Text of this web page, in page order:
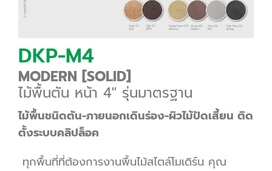
DKP-M4
MODERN [SOLID]
ไม้พื้นตัน หน้า 4″ รุ่นมาตรฐาน
ไม้พื้นชนิดตัน-ภายนอกเดินร่อง-ผิวไม้ปัดเสี้ยน ติด
ตั้งระบบคลิปล็อค
ทุกพื้นที่ที่ต้องการงานพื้นไม้สไตล์โมเดิร์น คุณ